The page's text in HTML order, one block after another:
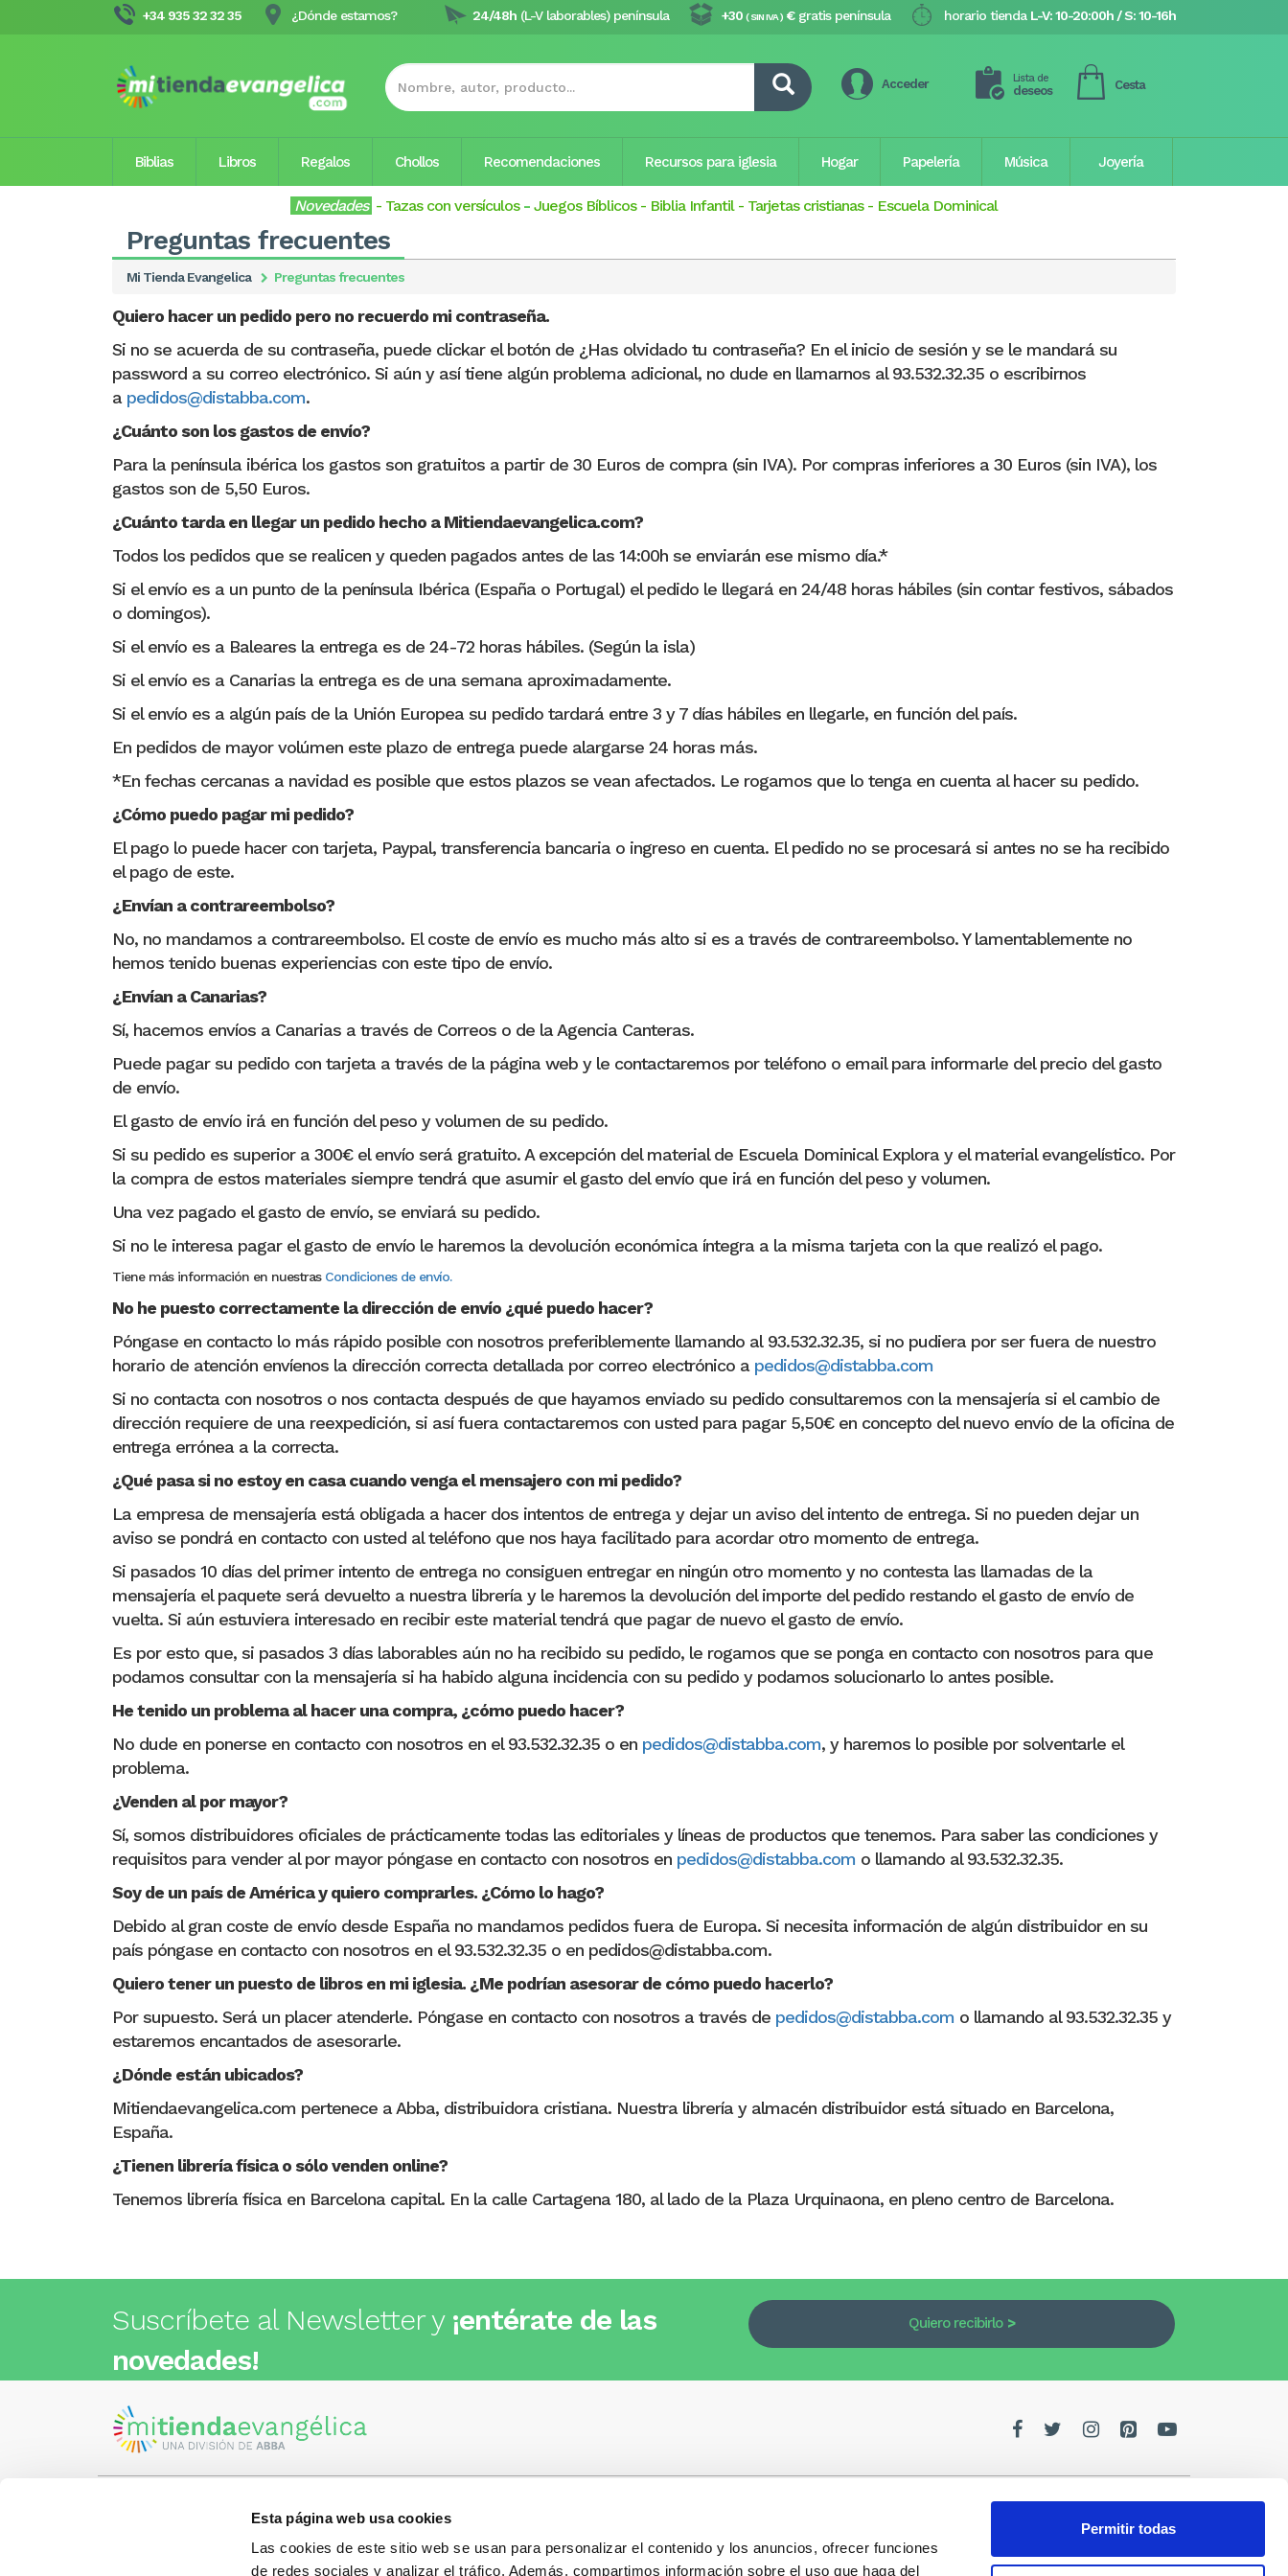
Esta página web usa cookies
Las cookies de este sitio web se usan para personalizar el contenido y los anuncios, ofrecer funciones
de redes sociales y analizar el tráfico. Además, compartimos información sobre el uso que haga del
Permitir todas
+34 935 32 32 35 ¿Dónde estamos? horario tienda L-V: 10-20:00h / S: 10-16h
+30 ( SIN IVA ) €gratis península
24/48h (L-V laborables) península
Acceder Lista de
deseos Cesta
Biblias Libros Regalos Chollos Recomendaciones Recursos para iglesia Hogar Papelería Música Joyería
Novedades - Tazas con versículos- Juegos Bíblicos- Biblia Infantil- Tarjetas cristianas - Escuela Dominical
Preguntas frecuentes
Mi Tienda Evangelica Preguntas frecuentes
Quiero hacer un pedido pero no recuerdo mi contraseña.
Si no se acuerda de su contraseña, puede clickar el botón de ¿Has olvidado tu contraseña? En el inicio de sesión y se le mandará su
password a su correo electrónico. Si aún y así tiene algún problema adicional, no dude en llamarnos al 93.532.32.35 o escribirnos
a pedidos@distabba.com.
¿Cuánto son los gastos de envío?
Para la península ibérica los gastos son gratuitos a partir de 30 Euros de compra (sin IVA). Por compras inferiores a 30 Euros (sin IVA), los
gastos son de 5,50 Euros.
¿Cuánto tarda en llegar un pedido hecho a Mitiendaevangelica.com?
Todos los pedidos que se realicen y queden pagados antes de las 14:00h se enviarán ese mismo día.*
Si el envío es a un punto de la península Ibérica (España o Portugal) el pedido le llegará en 24/48 horas hábiles (sin contar festivos, sábados
o domingos).
Si el envío es a Baleares la entrega es de 24-72 horas hábiles. (Según la isla)
Si el envío es a Canarias la entrega es de una semana aproximadamente.
Si el envío es a algún país de la Unión Europea su pedido tardará entre 3 y 7 días hábiles en llegarle, en función del país.
En pedidos de mayor volúmen este plazo de entrega puede alargarse 24 horas más.
*En fechas cercanas a navidad es posible que estos plazos se vean afectados. Le rogamos que lo tenga en cuenta al hacer su pedido.
¿Cómo puedo pagar mi pedido?
El pago lo puede hacer con tarjeta, Paypal, transferencia bancaria o ingreso en cuenta. El pedido no se procesará si antes no se ha recibido
el pago de este.
¿Envían a contrareembolso?
No, no mandamos a contrareembolso. El coste de envío es mucho más alto si es a través de contrareembolso. Y lamentablemente no
hemos tenido buenas experiencias con este tipo de envío.
¿Envían a Canarias?
Sí, hacemos envíos a Canarias a través de Correos o de la Agencia Canteras.
Puede pagar su pedido con tarjeta a través de la página web y le contactaremos por teléfono o email para informarle del precio del gasto
de envío.
El gasto de envío irá en función del peso y volumen de su pedido.
Si su pedido es superior a 300€ el envío será gratuito. A excepción del material de Escuela Dominical Explora y el material evangelístico. Por
la compra de estos materiales siempre tendrá que asumir el gasto del envío que irá en función del peso y volumen.
Una vez pagado el gasto de envío, se enviará su pedido.
Si no le interesa pagar el gasto de envío le haremos la devolución económica íntegra a la misma tarjeta con la que realizó el pago.
Tiene más información en nuestras Condiciones de envío.
No he puesto correctamente la dirección de envío ¿qué puedo hacer?
Póngase en contacto lo más rápido posible con nosotros preferiblemente llamando al 93.532.32.35, si no pudiera por ser fuera de nuestro
horario de atención envíenos la dirección correcta detallada por correo electrónico a pedidos@distabba.com
Si no contacta con nosotros o nos contacta después de que hayamos enviado su pedido consultaremos con la mensajería si el cambio de
dirección requiere de una reexpedición, si así fuera contactaremos con usted para pagar 5,50€ en concepto del nuevo envío de la oficina de
entrega errónea a la correcta.
¿Qué pasa si no estoy en casa cuando venga el mensajero con mi pedido?
La empresa de mensajería está obligada a hacer dos intentos de entrega y dejar un aviso del intento de entrega. Si no pueden dejar un
aviso se pondrá en contacto con usted al teléfono que nos haya facilitado para acordar otro momento de entrega.
Si pasados 10 días del primer intento de entrega no consiguen entregar en ningún otro momento y no contesta las llamadas de la
mensajería el paquete será devuelto a nuestra librería y le haremos la devolución del importe del pedido restando el gasto de envío de
vuelta. Si aún estuviera interesado en recibir este material tendrá que pagar de nuevo el gasto de envío.
Es por esto que, si pasados 3 días laborables aún no ha recibido su pedido, le rogamos que se ponga en contacto con nosotros para que
podamos consultar con la mensajería si ha habido alguna incidencia con su pedido y podamos solucionarlo lo antes posible.
He tenido un problema al hacer una compra, ¿cómo puedo hacer?
No dude en ponerse en contacto con nosotros en el 93.532.32.35 o en pedidos@distabba.com, y haremos lo posible por solventarle el
problema.
¿Venden al por mayor?
Sí, somos distribuidores oficiales de prácticamente todas las editoriales y líneas de productos que tenemos. Para saber las condiciones y
requisitos para vender al por mayor póngase en contacto con nosotros en pedidos@distabba.com o llamando al 93.532.32.35.
Soy de un país de América y quiero comprarles. ¿Cómo lo hago?
Debido al gran coste de envío desde España no mandamos pedidos fuera de Europa. Si necesita información de algún distribuidor en su
país póngase en contacto con nosotros en el 93.532.32.35 o en pedidos@distabba.com.
Quiero tener un puesto de libros en mi iglesia. ¿Me podrían asesorar de cómo puedo hacerlo?
Por supuesto. Será un placer atenderle. Póngase en contacto con nosotros a través de pedidos@distabba.com o llamando al 93.532.32.35 y
estaremos encantados de asesorarle.
¿Dónde están ubicados?
Mitiendaevangelica.com pertenece a Abba, distribuidora cristiana. Nuestra librería y almacén distribuidor está situado en Barcelona,
España.
¿Tienen librería física o sólo venden online?
Tenemos librería física en Barcelona capital. En la calle Cartagena 180, al lado de la Plaza Urquinaona, en pleno centro de Barcelona.
Suscríbete al Newsletter y ¡entérate de las
novedades!
Quiero recibirlo
Visita nuestra tienda
Metro: ¿Cómo llegar?
+34 935 32 32 35
Política de privacidad
Política de privacidad redes